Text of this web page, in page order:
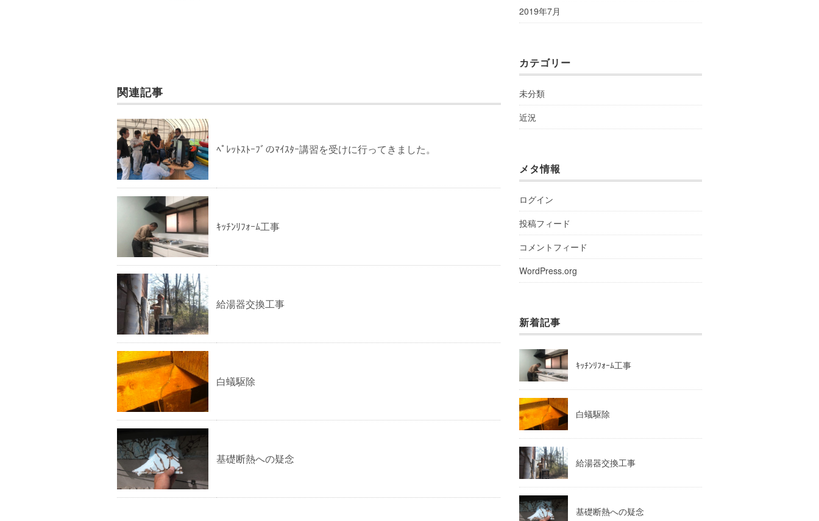
関連記事
ﾍﾟﾚｯﾄｽﾄｰﾌﾞのﾏｲｽﾀｰ講習を受けに行ってきました。
ｷｯﾁﾝﾘﾌｫｰﾑ工事
給湯器交換工事
白蟻駆除
基礎断熱への疑念
2019年7月
カテゴリー
未分類
近況
メタ情報
ログイン
投稿フィード
コメントフィード
WordPress.org
新着記事
ｷｯﾁﾝﾘﾌｫｰﾑ工事
白蟻駆除
給湯器交換工事
基礎断熱への疑念